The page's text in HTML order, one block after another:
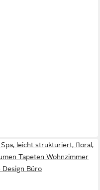
leicht strukturiert, floral,
Tapeten Wohnzimmer
Design Büro